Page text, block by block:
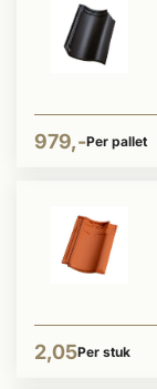
979,-Per pallet
2,05Per stuk